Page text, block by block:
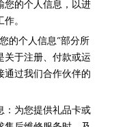
您的个人信息，以进
。
的个人信息”部分所
关于注册、付款或运
通过我们合作伙伴的
：为您提供礼品卡或